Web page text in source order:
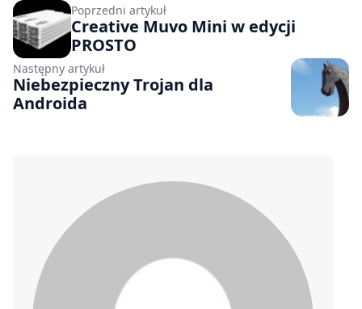
Poprzedni artykuł
Creative Muvo Mini w edycji
PROSTO
Następny artykuł
Niebezpieczny Trojan dla
Androida